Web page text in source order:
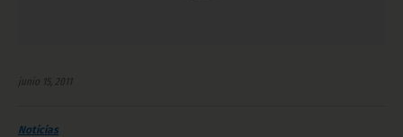
junio 15, 2011
Noticias